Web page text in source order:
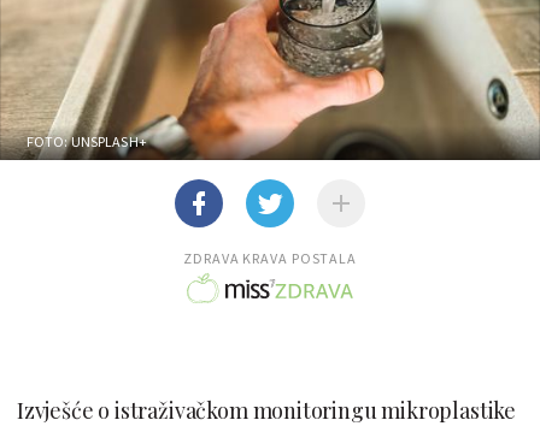
FOTO: UNSPLASH+
ZDRAVA KRAVA POSTALA
Izvješće o istraživačkom monitoringu mikroplastike